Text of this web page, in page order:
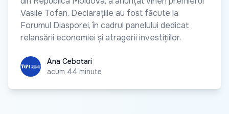
Vasile Tofan. Declarațiile au fost făcute la
Forumul Diasporei, în cadrul panelului dedicat
relansării economiei și atragerii investițiilor.
Ana CebotariAna Cebotari
acum 44 minute